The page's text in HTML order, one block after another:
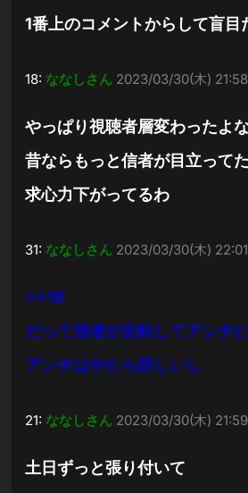
1番上のコメントからして盲
18: ななしさん 2023/03/30(木)
やっぱり視聴者層変わったよ
昔ならもっと信者が目立ってた
求心力下がってるわ
31: ななしさん 2023/03/30(木)
>>18
だって信者が反転してアンチ
アンチはやたら詳しいし
21: ななしさん 2023/03/30(木)
土日ずっと張り付いて